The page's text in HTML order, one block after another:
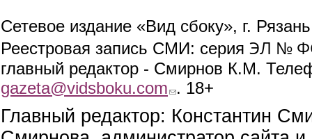
Сетевое издание «Вид сбоку», г.
Реестровая запись СМИ: серия ЭЛ №
главный редактор - Смирнов К.М.
gazeta@vidsboku.com (link sends e-mail)
. 18+
Главный редактор: Константин